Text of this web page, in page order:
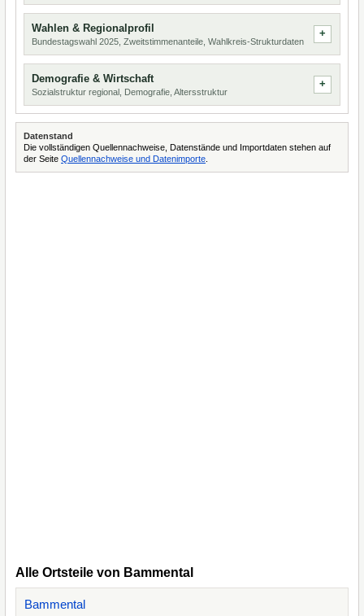
Wahlen & Regionalprofil
Bundestagswahl 2025, Zweitstimmenanteile, Wahlkreis-Strukturdaten
Demografie & Wirtschaft
Sozialstruktur regional, Demografie, Altersstruktur
Datenstand
Die vollständigen Quellennachweise, Datenstände und Importdaten stehen auf
der Seite Quellennachweise und Datenimporte
Alle Ortsteile von Bammental
Bammental